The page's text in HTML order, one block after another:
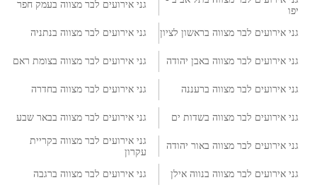
יפו
גני אירועים לבר מצווה בעמק חפר
גני אירועים לבר מצווה בראשון לציון גני אירועים לבר מצווה בנתניה
גני אירועים לבר מצווה באבן יהודה גני אירועים לבר מצווה בצומת ראם
גני אירועים לבר מצווה ברעננה גני אירועים לבר מצווה בחדרה
גני אירועים לבר מצווה בשדות ים גני אירועים לבר מצווה בבאר שבע
גני אירועים לבר מצווה באור יהודה
גני אירועים לבר מצווה בקריית
עקרון
גני אירועים לבר מצווה בנווה אילן גני אירועים לבר מצווה ברגבה